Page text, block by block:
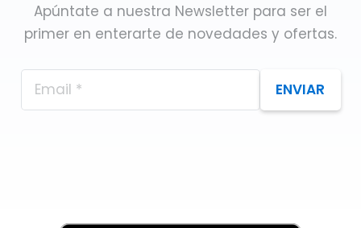
Apúntate a nuestra Newsletter para ser el
primer en enterarte de novedades y ofertas.
ENVIAR